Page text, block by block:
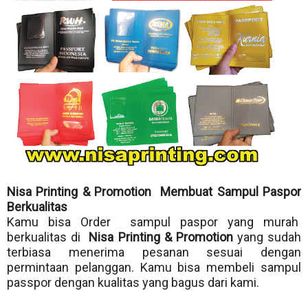
Nisa Printing & Promotion Membuat Sampul Paspor
Berkualitas
Kamu bisa Order sampul paspor yang murah
berkualitas di
Nisa Printing & Promotion yang sudah
terbiasa menerima pesanan sesuai dengan
permintaan pelanggan. Kamu bisa membeli sampul
passpor dengan kualitas yang bagus dari kami.